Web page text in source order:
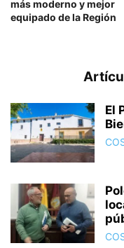
más moderno y mejor
equipado de la Región
El